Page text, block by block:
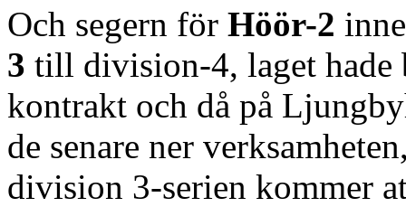
Och segern för Höör-2
3 till division-4, laget hade
kontrakt och då på
de senare ner
division 3-serien kommer